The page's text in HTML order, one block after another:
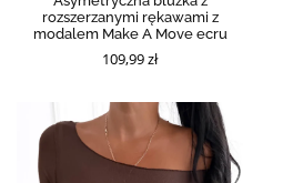
rozszerzanymi rękawami z
modalem Make A Move ecru
109,99 zł